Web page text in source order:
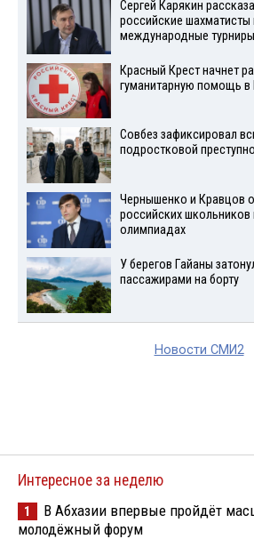
Сергей Карякин
российские шахматисты
международные турниры
Красный Крест начнет
гуманитарную помощь
Совбез зафиксировал
подростковой
Чернышенко и Кравцов
российских
олимпиадах
У берегов Гайаны
пассажирами на борту
Новости СМИ2
Интересное за неделю
1
В Абхазии впервые пройдёт
молодёжный форум